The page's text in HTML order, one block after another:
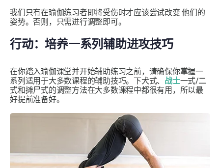
我们只有在瑜伽练习者即将受伤时才应该尝试改变他们的
姿势。否则，只需进行调整即可。
行动：培养一系列辅助进攻技巧
在你踏入瑜伽课堂并开始辅助练习之前，请确保你掌握一
系列适用于大多数课程的辅助技巧。下犬式、 战士一式/二
式和摊尸式的调整方法在大多数课程中都很有用，所以最
好提前准备好。